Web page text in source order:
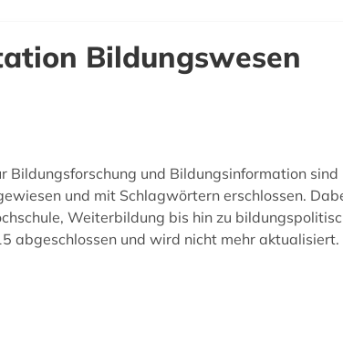
Bildungswesen
Bildungsforschung und Bildungsinformation
und mit Schlagwörtern erschlossen.
Weiterbildung bis hin zu
abgeschlossen und wird nicht mehr aktualisiert.